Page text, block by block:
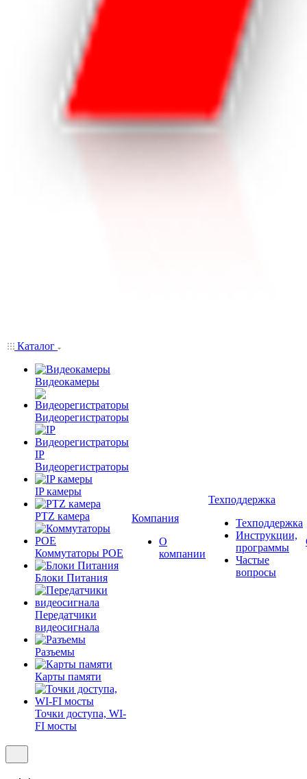
Каталог
Видеокамеры
Видеорегистраторы
IP
Видеорегистраторы
IP камеры
PTZ камера
Коммутаторы POE
Блоки Питания
Передатчики
видеосигнала
Разъемы
Карты памяти
Точки доступа, WI-
FI мосты
Компания
О
компании
Техподдержка
Техподдержка
Инструкции,
программы
Частые
вопросы